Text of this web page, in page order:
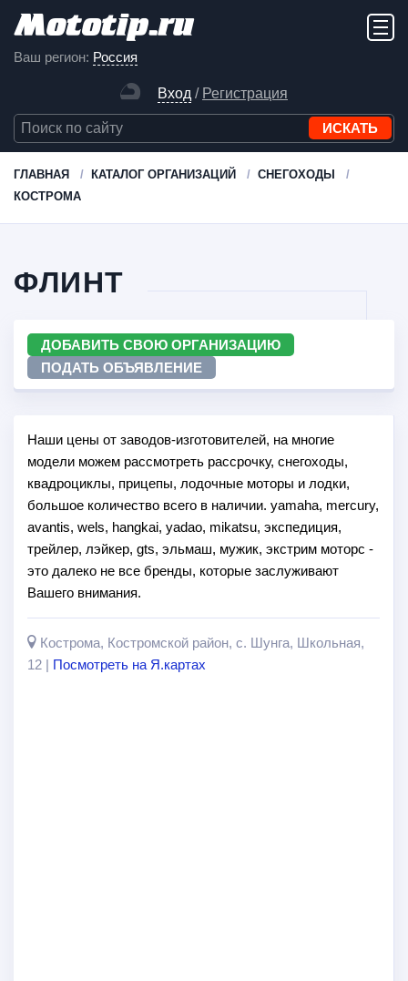
Ваш регион: Россия
Вход / Регистрация
ГЛАВНАЯ КАТАЛОГ ОРГАНИЗАЦИЙ
СНЕГОХОДЫ
КОСТРОМА
ФЛИНТ
ДОБАВИТЬ СВОЮ ОРГАНИЗАЦИЮ
ПОДАТЬ ОБЪЯВЛЕНИЕ
Наши цены от заводов-изготовителей, на многие
модели можем рассмотреть рассрочку, снегоходы,
квадроциклы, прицепы, лодочные моторы и лодки,
большое количество всего в наличии. yamaha, mercury,
avantis, wels, hangkai, yadao, mikatsu, экспедиция,
трейлер, лэйкер, gts, эльмаш, мужик, экстрим моторс -
это далеко не все бренды, которые заслуживают
Вашего внимания.
Кострома, Костромской район, с. Шунга, Школьная,
12 | Посмотреть на Я.картах